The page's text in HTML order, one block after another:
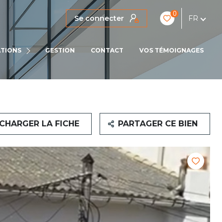
Se connecter
0
FR
PRO
GESTION CONTACT VOS TÉMOIGNAGES
LA FICHE PARTAGER CE BIEN